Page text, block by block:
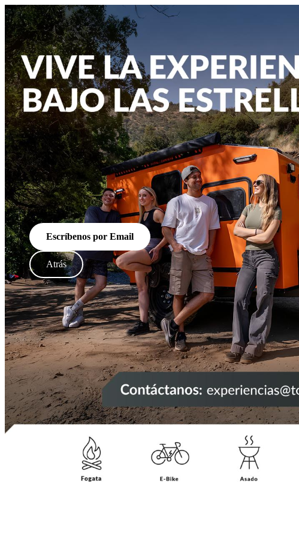
Escríbenos por Email
Atrás